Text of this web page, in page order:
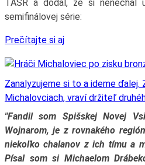
TASR a dodal, že si nenechal
semifinálovej série:
Prečítajte si aj
Zanalyzujeme si to a ideme ďalej.
Michalovciach, vraví držiteľ
"Fandil som Spišskej Novej
Wojnarom, je z rovnakého
niekoľko chalanov z ich tímu a
Písal som si Michaelom